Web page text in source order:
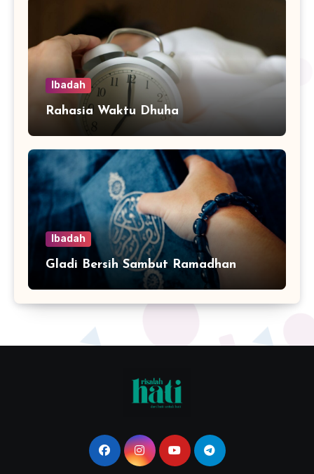
Ibadah
Rahasia Waktu Dhuha
Ibadah
Gladi Bersih Sambut Ramadhan